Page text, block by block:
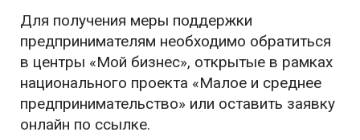
Для получения меры поддержки
предпринимателям необходимо обратиться
в центры «Мой бизнес», открытые в рамках
национального проекта «Малое и среднее
предпринимательство» или оставить заявку
онлайн по ссылке.